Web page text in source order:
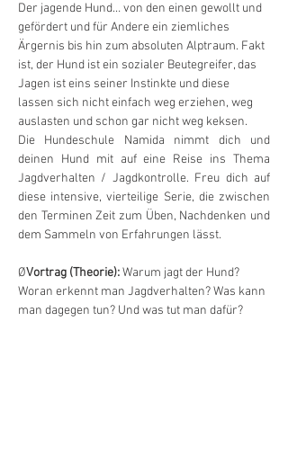
Der jagende Hund… von den einen gewollt und
gefördert und für Andere ein ziemliches
Ärgernis bis hin zum absoluten Alptraum. Fakt
ist, der Hund ist ein sozialer Beutegreifer, das
Jagen ist eins seiner Instinkte und diese
lassen sich nicht einfach weg erziehen, weg
auslasten und schon gar nicht weg keksen.
Die Hundeschule Namida nimmt dich und
deinen Hund mit auf eine Reise ins Thema
Jagdverhalten / Jagdkontrolle. Freu dich auf
diese intensive, vierteilige Serie, die zwischen
den Terminen Zeit zum Üben, Nachdenken und
dem Sammeln von Erfahrungen lässt.
ØVortrag (Theorie): Warum jagt der Hund?
Woran erkennt man Jagdverhalten? Was kann
man dagegen tun? Und was tut man dafür?